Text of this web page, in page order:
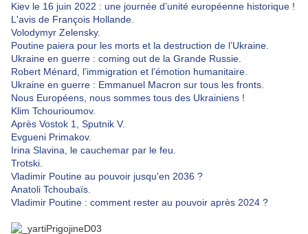
Kiev le 16 juin 2022 : une journée d’unité européenne historique !
L'avis de François Hollande.
Volodymyr Zelensky.
Poutine paiera pour les morts et la destruction de l’Ukraine.
Ukraine en guerre : coming out de la Grande Russie.
Robert Ménard, l’immigration et l’émotion humanitaire.
Ukraine en guerre : Emmanuel Macron sur tous les fronts.
Nous Européens, nous sommes tous des Ukrainiens !
Klim Tchourioumov.
Après Vostok 1, Sputnik V.
Evgueni Primakov.
Irina Slavina, le cauchemar par le feu.
Trotski.
Vladimir Poutine au pouvoir jusqu'en 2036 ?
Anatoli Tchoubaïs.
Vladimir Poutine : comment rester au pouvoir après 2024 ?